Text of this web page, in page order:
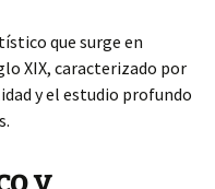
que surge en
XIX, caracterizado por
y el estudio profundo